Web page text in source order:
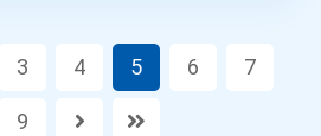
3 4 5 6 7
9